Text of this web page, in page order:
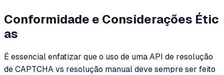
Conformidade e Considerações Étic
as
É essencial enfatizar que o uso de uma API de resolução
de CAPTCHA vs resolução manual deve sempre ser feito